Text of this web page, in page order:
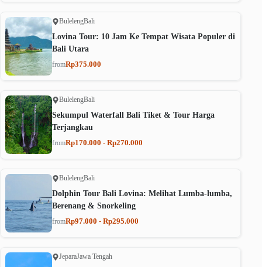
BulelengBali
Lovina Tour: 10 Jam Ke Tempat Wisata Populer di
Bali Utara
fromRp375.000
BulelengBali
Sekumpul Waterfall Bali Tiket & Tour Harga
Terjangkau
fromRp170.000 - Rp270.000
BulelengBali
Dolphin Tour Bali Lovina: Melihat Lumba-lumba,
Berenang & Snorkeling
fromRp97.000 - Rp295.000
JeparaJawa Tengah